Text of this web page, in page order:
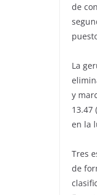
de
La
y
13.47
en la
Tres
de